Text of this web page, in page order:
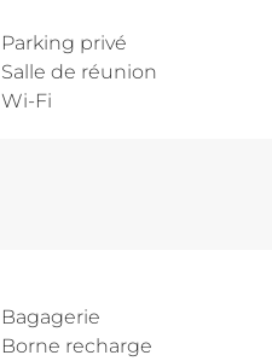
Parking privé
Salle de réunion
Wi-Fi
Bagagerie
Borne recharge